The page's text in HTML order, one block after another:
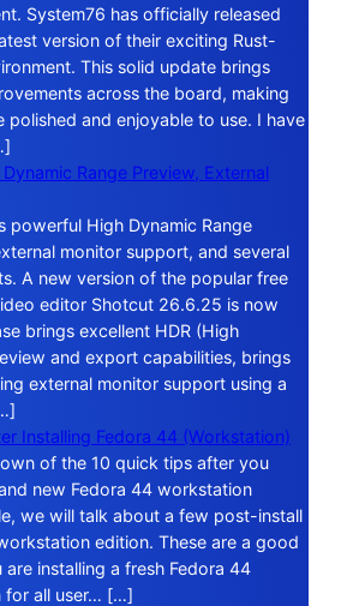
System76 has officially released
version of their exciting Rust-
This solid update brings
across the board, making
polished and enjoyable to use. I have
Range Preview, External
powerful High Dynamic Range
monitor support, and several
A new version of the popular free
editor Shotcut 26.6.25 is now
brings excellent HDR (High
and export capabilities, brings
external monitor support using a
Installing Fedora 44 (Workstation)
of the 10 quick tips after you
new Fedora 44 workstation
we will talk about a few post-install
edition. These are a good
installing a fresh Fedora 44
for all user… […]